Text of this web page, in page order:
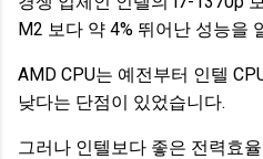
M2 보다 약 4% 뛰어난 성능을
AMD CPU는 예전부터 인텔
낮다는 단점이 있었습니다.
그러나 인텔보다 좋은 전력효